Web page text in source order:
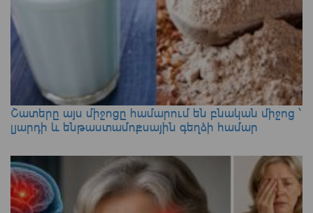
Շատերը այս միջոցը համարում են բնական միջոց ՝
լյարդի և ենթաստամոքսային գեղձի համար